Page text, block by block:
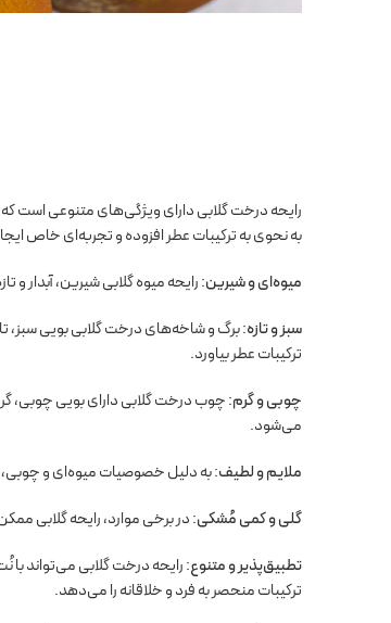
رایحه درخت گلابی دارای ویژگی‌های متنوعی است
به نحوی به ترکیبات عطر افزوده و تجربه‌ای خاص
میوه‌ای و شیرین: رایحه میوه گلابی شیرین، آبدار
سبز و تازه: برگ و شاخه‌های درخت گلابی بویی سبز،
ترکیبات عطر بیاورد.
چوبی و گرم: چوب درخت گلابی دارای بویی چوبی،
می‌شود.
ملایم و لطیف: به دلیل خصوصیات میوه‌ای و
گلی و کمی مُشکی: در برخی موارد، رایحه
تطبیق‌پذیر و متنوع: رایحه درخت گلابی می‌تواند
ترکیبات منحصر به فرد و خلاقانه را می‌دهد.